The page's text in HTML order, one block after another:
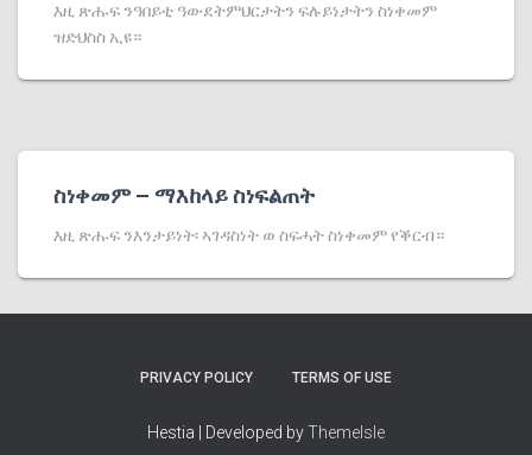
እዚ ጽሑፍ ንዓበይቲ ዓውደትምህርታትን ፍሉይነታትን ስነቀመም
ዝድህስስ ኢዩ።
ስነቀመም – ማእከላይ ስነፍልጠት
እዚ ጽሑፍ ንእንታይነት፡ ኣገዳስነት ወ ስፍሓት ስነቀመም የቕርብ።
PRIVACY POLICY TERMS OF USE
Hestia | Developed byThemeIsle